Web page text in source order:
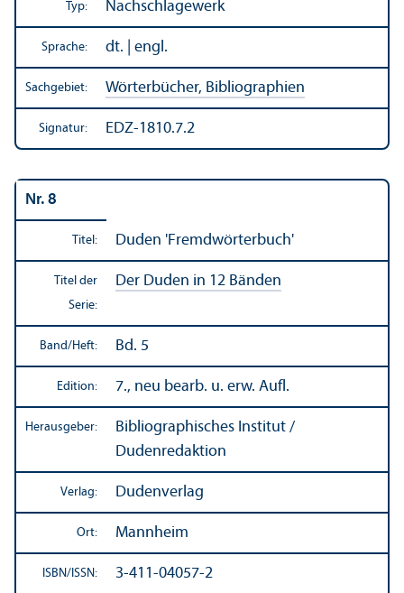
Typ: Nachschlagewerk
Sprache: dt. | engl.
Sachgebiet: Wörterbücher, Bibliographien
Signatur: EDZ-1810.7.2
Nr. 8
Titel: Duden 'Fremdwörterbuch'
Titel der
Serie:
Der Duden in 12 Bänden
Band/Heft: Bd. 5
Edition: 7., neu bearb. u. erw. Aufl.
Herausgeber: Bibliographisches Institut /
Dudenredaktion
Verlag: Dudenverlag
Ort: Mannheim
ISBN/ ISSN: 3-411-04057-2